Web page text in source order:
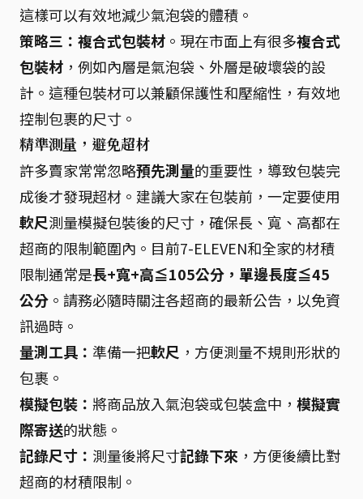
這樣可以有效地減少氣泡袋的體積。
策略三： 複合式包裝材 。現在市面上有很多複合式
包裝材 ，例如內層是氣泡袋、外層是破壞袋的設
計。這種包裝材可以兼顧保護性和壓縮性，有效地
控制包裹的尺寸。
精準測量，避免超材
許多賣家常常忽略預先測量的重要性，導致包裝完
成後才發現超材。建議大家在包裝前，一定要使用
軟尺測量模擬包裝後的尺寸，確保長、寬、高都在
超商的限制範圍內。目前7-ELEVEN和全家的材積
限制通常是長+寬+高≦105公分，單邊長度≦45
公分 。請務必隨時關注各超商的最新公告，以免資
訊過時。
量測工具： 準備一把軟尺 ，方便測量不規則形狀的
包裹。
模擬包裝： 將商品放入氣泡袋或包裝盒中， 模擬實
際寄送的狀態。
記錄尺寸： 測量後將尺寸記錄下來 ，方便後續比對
超商的材積限制。